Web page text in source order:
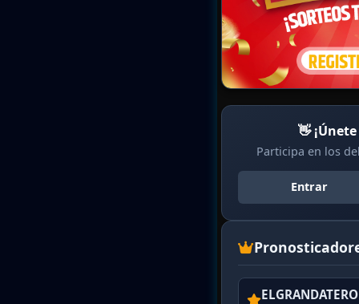
👋
Participa en los
Entrar